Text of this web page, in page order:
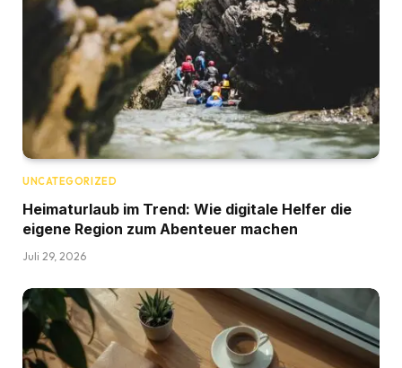
UNCATEGORIZED
Heimaturlaub im Trend: Wie digitale Helfer die
eigene Region zum Abenteuer machen
Juli 29, 2026